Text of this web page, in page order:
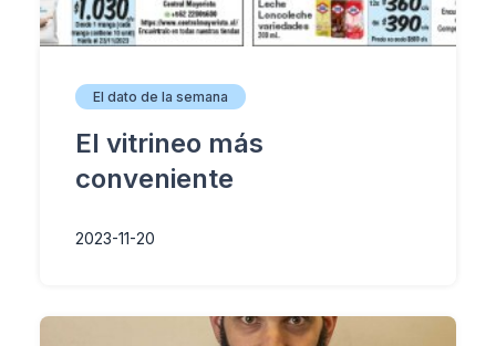
El dato de la semana
El vitrineo más
conveniente
2023-11-20